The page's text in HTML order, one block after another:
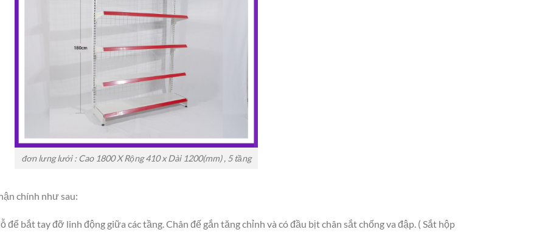
đơn lưng lưới : Cao 1800 X Rộng 410 x Dài 1200(mm) , 5 tầng
chính như sau:
bắt tay đỡ linh động giữa các tầng. Chân đế gắn tăng chỉnh và có đầu bịt chân sắt chống va đập. ( Sắt hộp